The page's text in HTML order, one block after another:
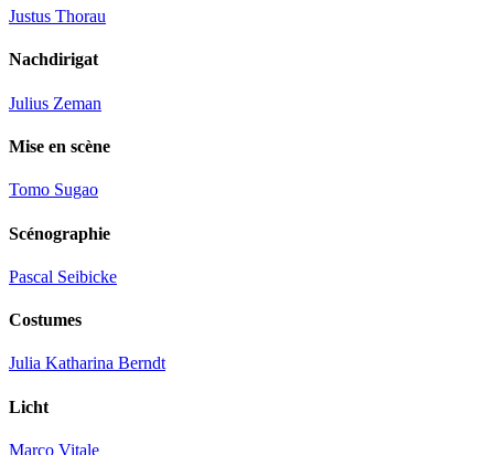
Justus Thorau
Nachdirigat
Julius Zeman
Mise en scène
Tomo Sugao
Scénographie
Pascal Seibicke
Costumes
Julia Katharina Berndt
Licht
Marco Vitale